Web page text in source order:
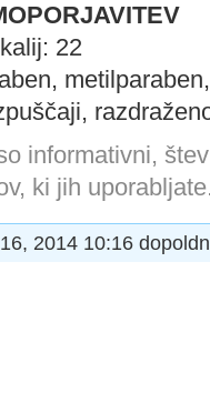
22
informativni,
ki jih
2014 10:16